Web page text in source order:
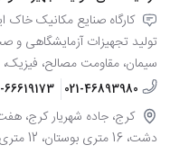
تولید تجهیزات آزمایشگاهی
سیمان، مقاومت مصالح،
021-46893980
66619173
کرج، جاده شهریار کرج،
دشت، 16 متری بوستان، 12 متری رز، پلاک 52